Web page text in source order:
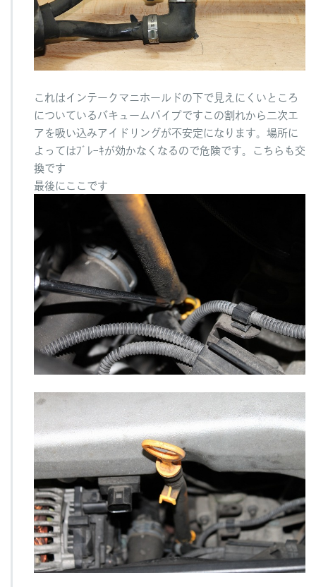
これはインテークマニホールドの下で見えにくいところ
についているバキュームパイプですこの割れから二次エ
アを吸い込みアイドリングが不安定になります。場所に
よってはﾌﾞﾚｰｷが効かなくなるので危険です。こちらも交
換です
最後にここです